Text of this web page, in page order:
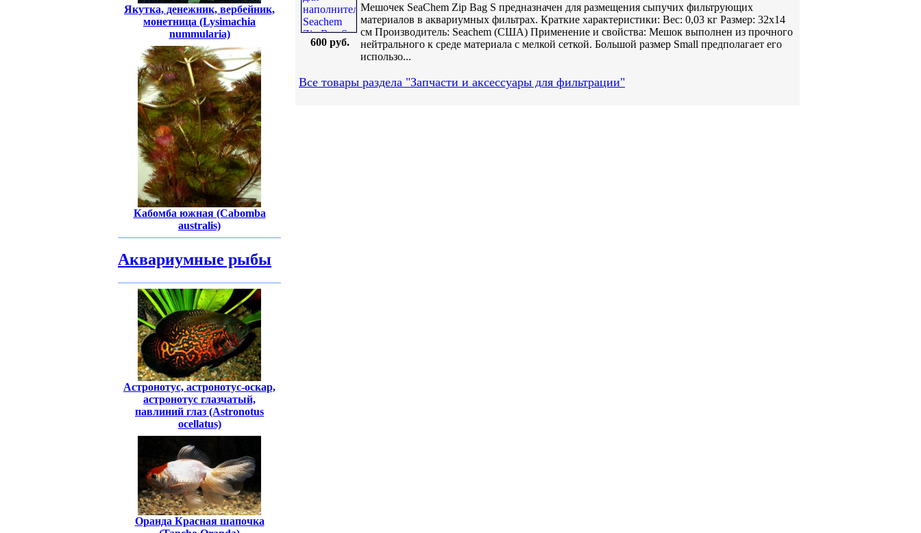
Якутка, денежник, вербейник,
монетница (Lysimachia
nummularia)
Кабомба южная (Cabomba
australis)
Аквариумные рыбы
Астронотус, астронотус-оскар,
астронотус глазчатый,
павлиний глаз (Astronotus
ocellatus)
Оранда Красная шапочка
600 руб.
Мешочек SeaChem Zip Bag S предназначен для размещения сыпучих фильтрующих
материалов в аквариумных фильтрах. Краткие характеристики: Вес: 0,03 кг Размер: 32х14
см Производитель: Seachem (США) Применение и свойства: Мешок выполнен из прочного
нейтрального к среде материала с мелкой сеткой. Большой размер Small предполагает его
использо...
Все товары раздела "Запчасти и аксессуары для фильтрации"